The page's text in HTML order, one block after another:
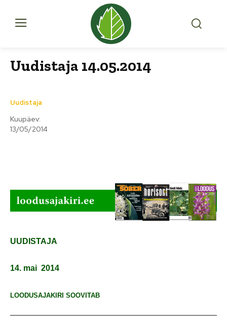
Uudistaja 14.05.2014
Uudistaja
Kuupäev:
13/05/2014
UUDISTAJA
14. mai 2014
LOODUSAJAKIRI SOOVITAB